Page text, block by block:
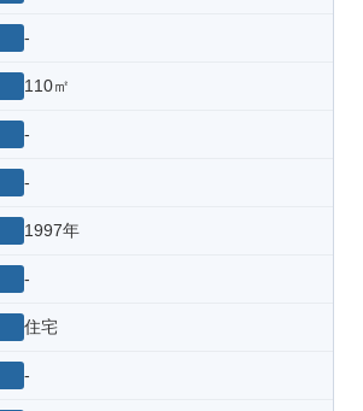
-
110㎡
-
-
1997年
-
住宅
-